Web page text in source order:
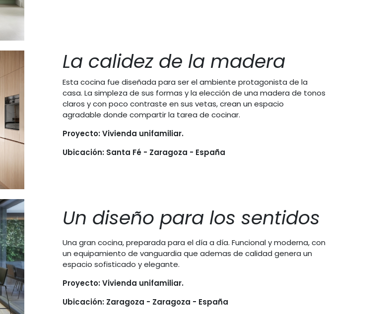
La calidez de la madera
Esta cocina fue diseñada para ser el ambiente protagonista de la
casa. La simpleza de sus formas y la elección de una madera de tonos
claros y con poco contraste en sus vetas, crean un espacio
agradable donde compartir la tarea de cocinar.
Proyecto: Vivienda unifamiliar.
Ubicación: Santa Fé - Zaragoza - España
Un diseño para los sentidos
Una gran cocina, preparada para el día a día. Funcional y moderna, con
un equipamiento de vanguardia que ademas de calidad genera un
espacio sofisticado y elegante.
Proyecto: Vivienda unifamiliar.
Ubicación: Zaragoza - Zaragoza - España